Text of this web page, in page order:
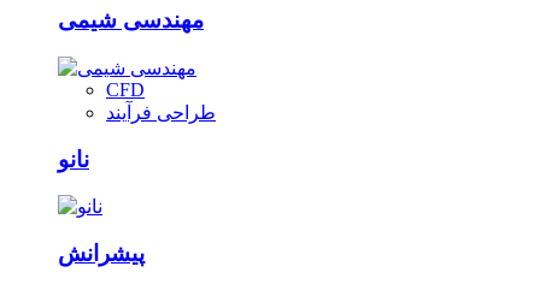
مهندسی شیمی
CFD
طراحی فرآیند
نانو
پیشرانش